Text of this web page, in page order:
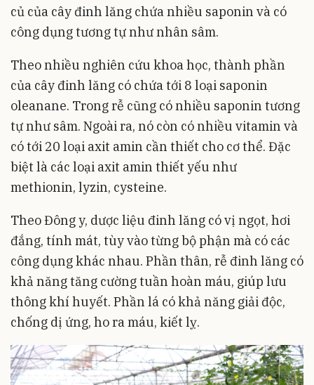
củ của cây đinh lăng chứa nhiều saponin và có
công dụng tương tự như nhân sâm.
Theo nhiều nghiên cứu khoa học, thành phần
của cây đinh lăng có chứa tới 8 loại saponin
oleanane. Trong rễ cũng có nhiều saponin tương
tự như sâm. Ngoài ra, nó còn có nhiều vitamin và
có tới 20 loại axit amin cần thiết cho cơ thể. Đặc
biệt là các loại axit amin thiết yếu như
methionin, lyzin, cysteine.
Theo Đông y, dược liệu đinh lăng có vị ngọt, hơi
đắng, tính mát, tùy vào từng bộ phận mà có các
công dụng khác nhau. Phần thân, rễ đinh lăng có
khả năng tăng cường tuần hoàn máu, giúp lưu
thông khí huyết. Phần lá có khả năng giải độc,
chống dị ứng, ho ra máu, kiết lỵ.